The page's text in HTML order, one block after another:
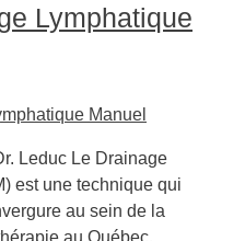
Lymphatique
Leduc Le Drainage
est une technique qui
au sein de la
au Québec.